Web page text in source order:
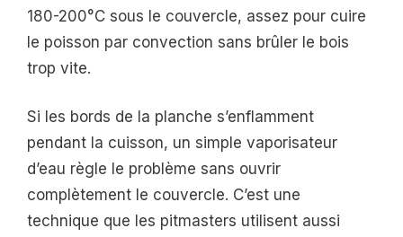
180-200°C sous le couvercle, assez pour cuire
le poisson par convection sans brûler le bois
trop vite.
Si les bords de la planche s’enflamment
pendant la cuisson, un simple vaporisateur
d’eau règle le problème sans ouvrir
complètement le couvercle. C’est une
technique que les pitmasters utilisent aussi